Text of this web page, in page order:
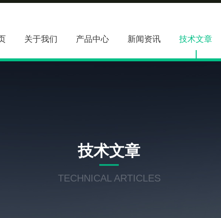
关于我们 产品中心 新闻资讯 技术文章
技术文章
TECHNICAL ARTICLES